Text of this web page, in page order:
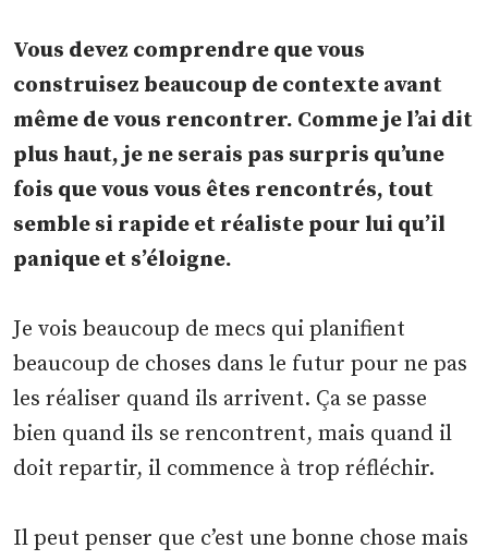
Vous devez comprendre que vous
construisez beaucoup de contexte avant
même de vous rencontrer. Comme je l’ai dit
plus haut, je ne serais pas surpris qu’une
fois que vous vous êtes rencontrés, tout
semble si rapide et réaliste pour lui qu’il
panique et s’éloigne.
Je vois beaucoup de mecs qui planifient
beaucoup de choses dans le futur pour ne pas
les réaliser quand ils arrivent. Ça se passe
bien quand ils se rencontrent, mais quand il
doit repartir, il commence à trop réfléchir.
Il peut penser que c’est une bonne chose mais